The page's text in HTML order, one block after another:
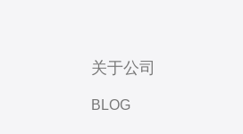
关于公司
BLOG